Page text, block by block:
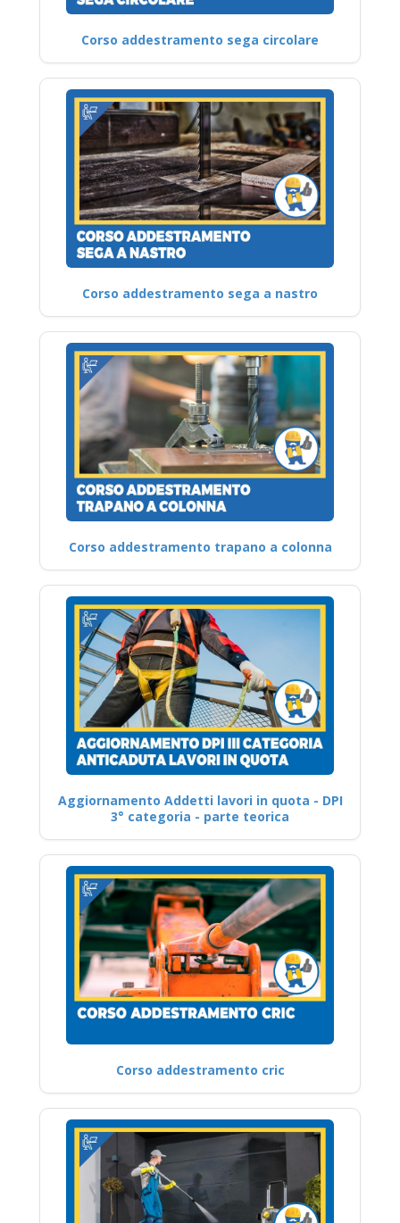
Corso addestramento sega circolare
Corso addestramento sega a nastro
Corso addestramento trapano a colonna
Aggiornamento Addetti lavori in quota - DPI
3° categoria - parte teorica
Corso addestramento cric